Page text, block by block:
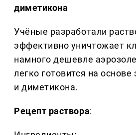
диметикона
Учёные разработали
эффективно уничтожает
намного дешевле
легко готовится на
и диметикона.
Рецепт раствора: